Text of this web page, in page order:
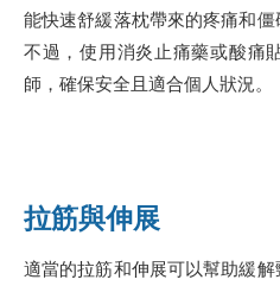
能快速舒緩落枕帶來的疼痛和僵
不過，使用消炎止痛藥或酸痛
師，確保安全且適合個人狀況。
拉筋與伸展
適當的拉筋和伸展可以幫助緩